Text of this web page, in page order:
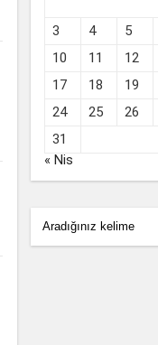
3
4 5
10
11 12
17
18 19
24
25 26
31
« Nis